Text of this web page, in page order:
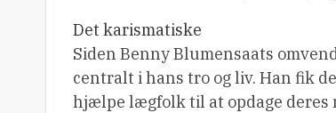
Det karismatiske
Siden Benny Blumensaats
centralt i hans tro og liv. Han fik
hjælpe lægfolk til at opdage deres